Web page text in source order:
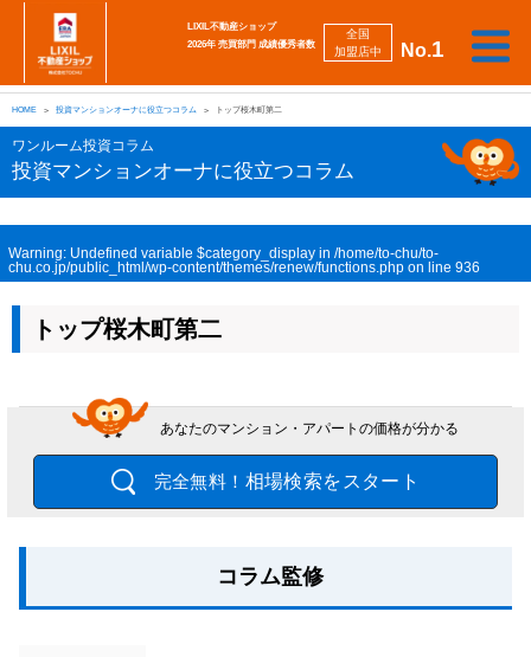
No.1
全国
加盟店中
LIXIL不動産ショップ
2026年 売買部門 成績優秀者数
売
り
た
い
買
い
た
い
相
談
し
た
い
勉
強
し
た
い
強
み
会
社
案
採
用
情
査定
HOME 投資マンションオーナに役立つコラム トップ桜木町第二
ワンルーム投資コラム
投資マンションオーナに役立つコラム
Warning: Undefined variable $category_display in /home/to-chu/to-
chu.co.jp/public_html/wp-content/themes/renew/functions.php on line 936
トップ桜木町第二
あなたのマンション・アパートの価格が分かる
完全無料！ 相場検索をスタート
コラム監修